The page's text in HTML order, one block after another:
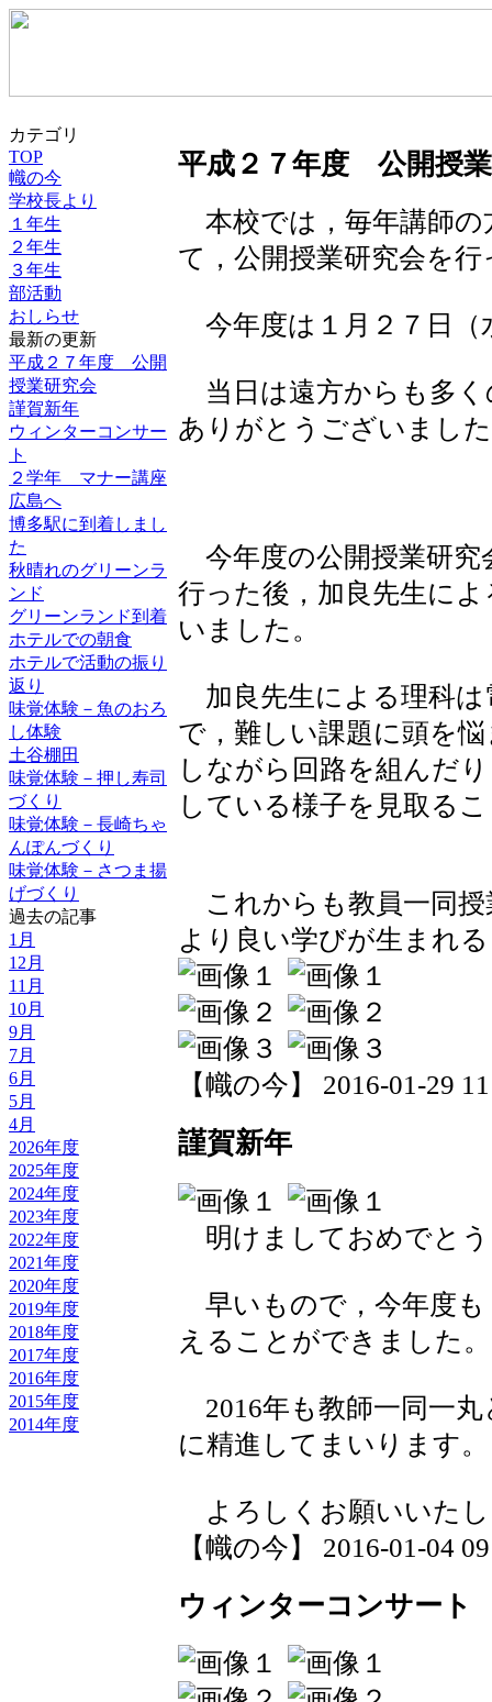
カテゴリ
TOP
幟の今
学校長より
１年生
２年生
３年生
部活動
おしらせ
最新の更新
平成２７年度 公開
授業研究会
謹賀新年
ウィンターコンサー
ト
２学年 マナー講座
広島へ
博多駅に到着しまし
た
秋晴れのグリーンラ
ンド
グリーンランド到着
ホテルでの朝食
ホテルで活動の振り
返り
味覚体験－魚のおろ
し体験
土谷棚田
味覚体験－押し寿司
づくり
味覚体験－長崎ちゃ
んぽんづくり
味覚体験－さつま揚
げづくり
過去の記事
1月
12月
11月
10月
9月
7月
6月
5月
4月
2026年度
2025年度
2024年度
2023年度
2022年度
2021年度
2020年度
2019年度
2018年度
2017年度
2016年度
2015年度
2014年度
平成２７年度 公開授
本校では，毎年講師の
て，公開授業研究会を
今年度は１月２７日（
当日は遠方からも多く
ありがとうございまし
今年度の公開授業研究
行った後，加良先生に
いました。
加良先生による理科は
で，難しい課題に頭を
しながら回路を組んだ
している様子を見取る
これからも教員一同授
より良い学びが生まれ
【幟の今】 2016-01-29
謹賀新年
明けましておめでと
早いもので，今年度も
えることができました。
2016年も教師一同一
に精進してまいります。
よろしくお願いいた
【幟の今】 2016-01-04
ウィンターコンサート